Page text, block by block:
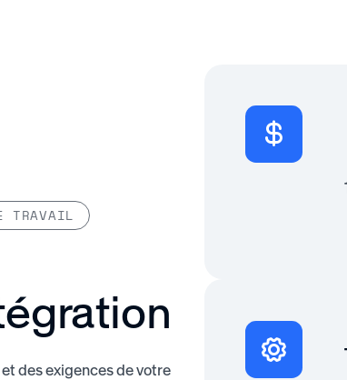
TRAVAIL
des exigences de votre